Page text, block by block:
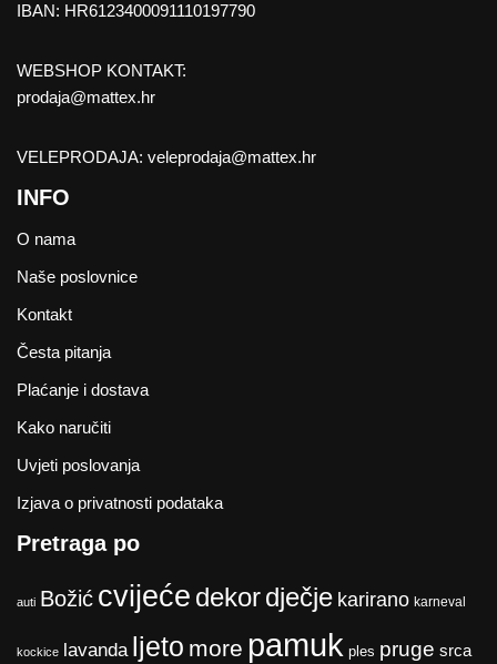
IBAN: HR6123400091110197790
WEBSHOP KONTAKT:
prodaja@mattex.hr
VELEPRODAJA: veleprodaja@mattex.hr
INFO
O nama
Naše poslovnice
Kontakt
Česta pitanja
Plaćanje i dostava
Kako naručiti
Uvjeti poslovanja
Izjava o privatnosti podataka
Pretraga po
auti Božić cvijeće dekordječje karirano karneval
kockice lavanda ljeto more pamuk ples pruge srca